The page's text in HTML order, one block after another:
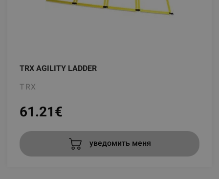
TRX AGILITY LADDER
TRX
61.21€
уведомить меня